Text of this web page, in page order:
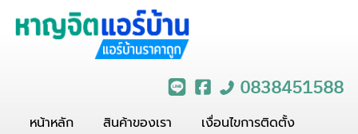
0838451588
หน้าหลัก สินค้าของเรา
เงื่อนไขการติดตั้ง